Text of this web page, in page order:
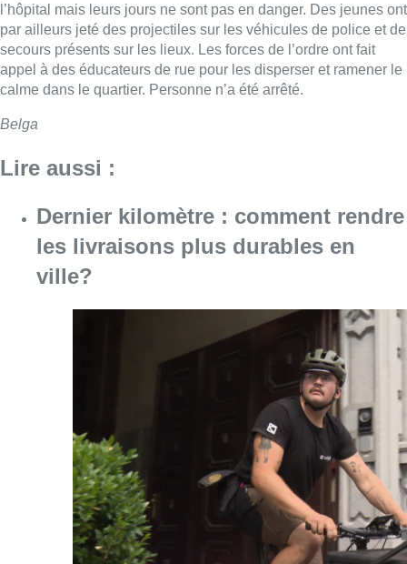
l’hôpital mais leurs jours ne sont pas en danger. Des jeunes ont
par ailleurs jeté des projectiles sur les véhicules de police et de
secours présents sur les lieux. Les forces de l’ordre ont fait
appel à des éducateurs de rue pour les disperser et ramener le
calme dans le quartier. Personne n’a été arrêté.
Belga
Lire aussi :
Dernier kilomètre : comment rendre
les livraisons plus durables en
ville?